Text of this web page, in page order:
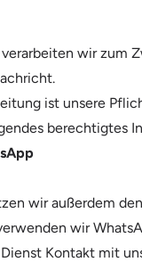
wir zum
ist unsere
berechtigtes
wir außerdem
wir
Kontakt mit